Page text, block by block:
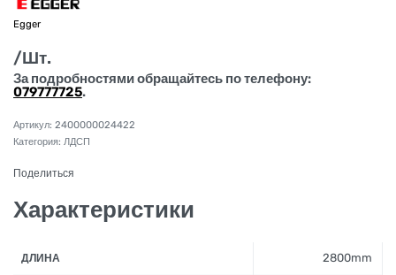
Egger
/Шт.
За подробностями обращайтесь по телефону:
079777725.
2400000024422
Категория: ЛДСП
Поделиться
Характеристики
ДЛИНА 2800mm